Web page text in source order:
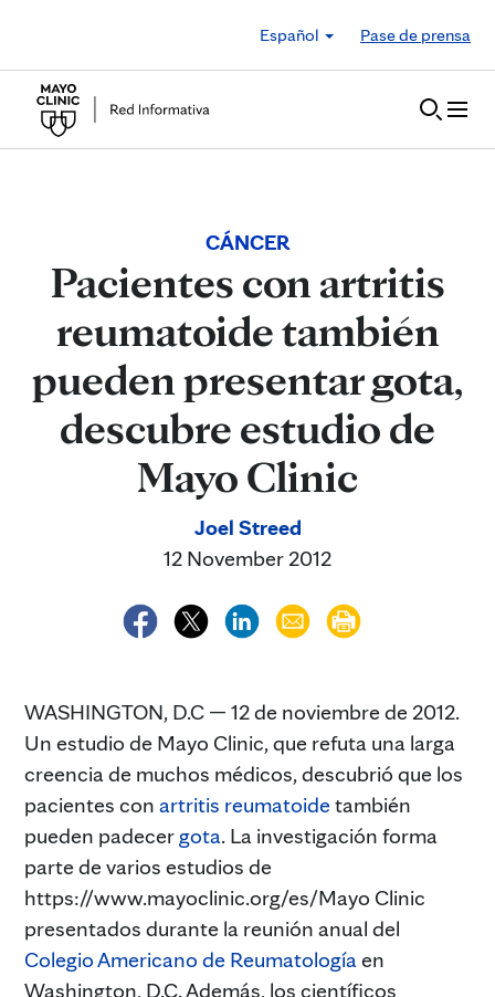
Español
Pase de prensa
CÁNCER
Pacientes con artritis
reumatoide también
pueden presentar gota,
descubre estudio de
Mayo Clinic
Joel Streed
12 November 2012
WASHINGTON, D.C — 12 de noviembre de 2012.
Un estudio de Mayo Clinic, que refuta una larga
creencia de muchos médicos, descubrió que los
pacientes con artritis reumatoidetambién
pueden padecer gota. La investigación forma
parte de varios estudios de
https://www.mayoclinic.org/es/Mayo Clinic
presentados durante la reunión anual del
Colegio Americano de Reumatología en
Washington, D.C. Además, los científicos